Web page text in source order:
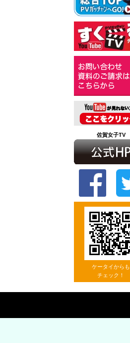
佐賀女子TV
ケータイからも
チェック！